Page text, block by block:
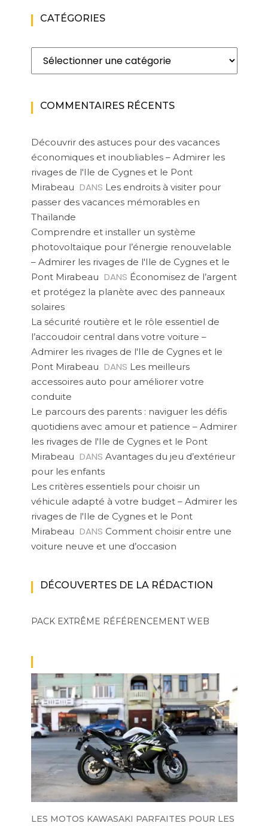
CATÉGORIES
Catégories
COMMENTAIRES RÉCENTS
Découvrir des astuces pour des vacances
économiques et inoubliables – Admirer les
rivages de l'Ile de Cygnes et le Pont
Mirabeau DANS Les endroits à visiter pour
passer des vacances mémorables en
Thaïlande
Comprendre et installer un système
photovoltaïque pour l’énergie renouvelable
– Admirer les rivages de l'Ile de Cygnes et le
Pont Mirabeau DANS Économisez de l’argent
et protégez la planète avec des panneaux
solaires
La sécurité routière et le rôle essentiel de
l’accoudoir central dans votre voiture –
Admirer les rivages de l'Ile de Cygnes et le
Pont Mirabeau DANS Les meilleurs
accessoires auto pour améliorer votre
conduite
Le parcours des parents : naviguer les défis
quotidiens avec amour et patience – Admirer
les rivages de l'Ile de Cygnes et le Pont
Mirabeau DANS Avantages du jeu d’extérieur
pour les enfants
Les critères essentiels pour choisir un
véhicule adapté à votre budget – Admirer les
rivages de l'Ile de Cygnes et le Pont
Mirabeau DANS Comment choisir entre une
voiture neuve et une d’occasion
DÉCOUVERTES DE LA RÉDACTION
PACK EXTRÊME RÉFÉRENCEMENT WEB
LES MOTOS KAWASAKI PARFAITES POUR LES